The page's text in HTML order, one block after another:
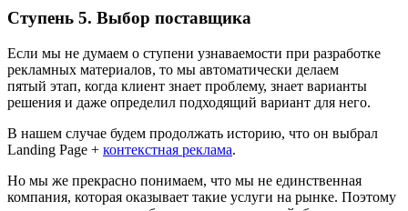
Ступень 5. Выбор поставщика
Если мы не думаем о ступени узнаваемости при разработке
рекламных материалов, то мы автоматически делаем
пятый этап, когда клиент знает проблему, знает варианты
решения и даже определил подходящий вариант для него.
В нашем случае будем продолжать историю, что он выбрал
Landing Page + контекстная реклама.
Но мы же прекрасно понимаем, что мы не единственная
компания, которая оказывает такие услуги на рынке. Поэтому